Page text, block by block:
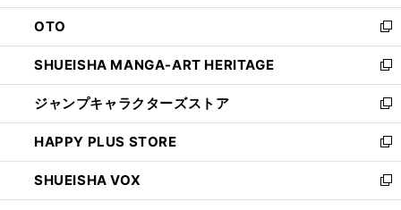
ウ
で
開
く
ン
ド
ウ
で
開
く
OTO
新
し
い
ウ
ィ
ン
ド
ウ
で
開
SHUEISHA MANGA-ART HERITAGE
新
し
い
ウ
ィ
ン
ド
ウ
ジャンプキャラクターズストア
新
し
い
ウ
ィ
ン
HAPPY PLUS STORE
新
し
い
ウ
SHUEISHA VOX
新
し